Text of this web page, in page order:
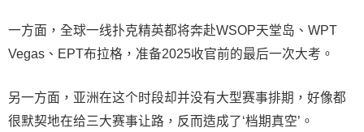
一方面，全球一线扑克精英都将奔赴WSOP天堂岛、WPT
Vegas、EPT布拉格，准备2025收官前的最后一次大考。
另一方面，亚洲在这个时段却并没有大型赛事排期，好像都
很默契地在给三大赛事让路，反而造成了‘档期真空’。